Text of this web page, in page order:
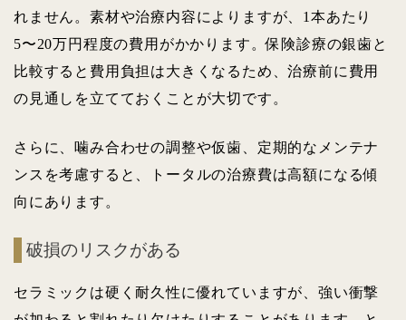
れません。素材や治療内容によりますが、1本あたり
5〜20万円程度の費用がかかります。保険診療の銀歯と
比較すると費用負担は大きくなるため、治療前に費用
の見通しを立てておくことが大切です。
さらに、噛み合わせの調整や仮歯、定期的なメンテナ
ンスを考慮すると、トータルの治療費は高額になる傾
向にあります。
破損のリスクがある
セラミックは硬く耐久性に優れていますが、強い衝撃